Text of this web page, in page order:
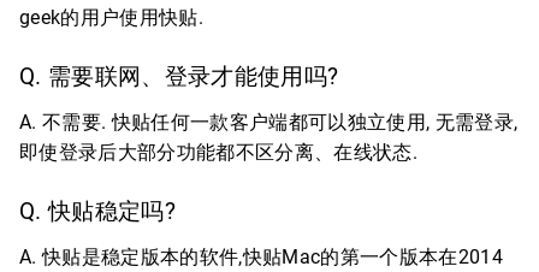
geek的用户使用快贴.
Q. 需要联网、登录才能使用吗?
A. 不需要. 快贴任何一款客户端都可以独立使用, 无需登录,
即使登录后大部分功能都不区分离、在线状态.
Q. 快贴稳定吗?
A. 快贴是稳定版本的软件,快贴Mac的第一个版本在2014